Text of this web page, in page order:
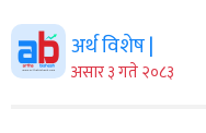
अर्थ विशेष |
असार ३ गते २०८३